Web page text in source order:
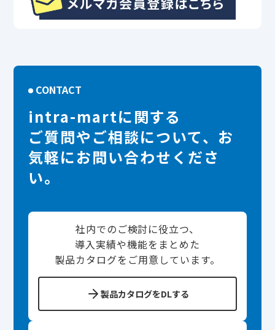
CONTACT
intra-martに関する
ご質問やご相談について、お
気軽にお問い合わせくださ
い。
社内でのご検討に役立つ、
導入実績や機能をまとめた
製品カタログをご用意しています。
製品カタログをDLする